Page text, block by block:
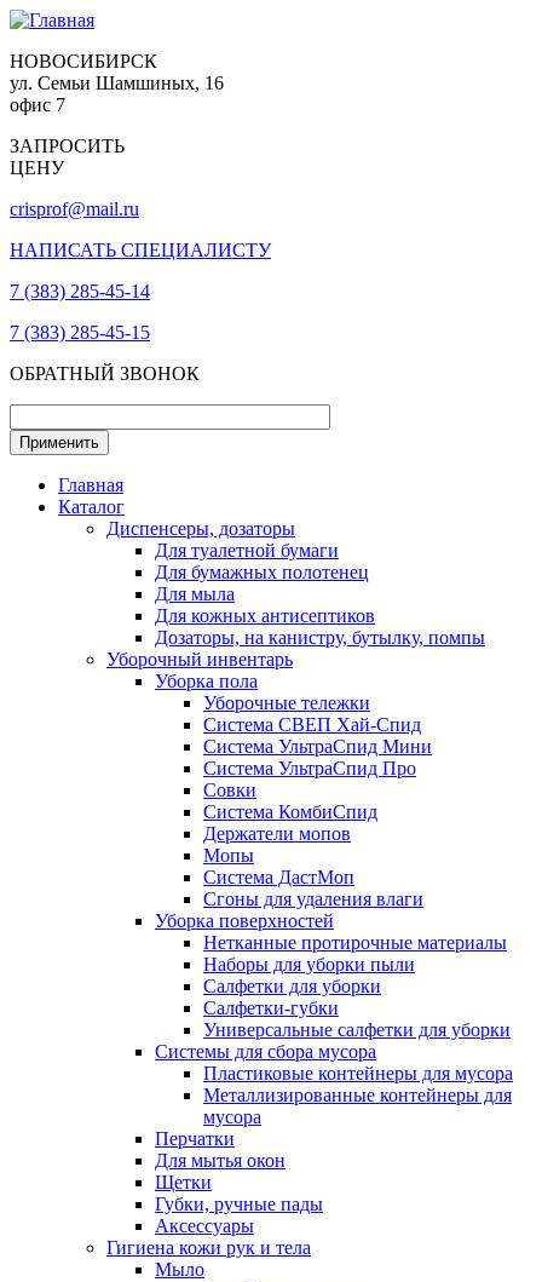
НОВОСИБИРСК
ул. Семьи Шамшиных, 16
офис 7
ЗАПРОСИТЬ
ЦЕНУ
crisprof@mail.ru
НАПИСАТЬ СПЕЦИАЛИСТУ
7 (383) 285-45-14
7 (383) 285-45-15
ОБРАТНЫЙ ЗВОНОК
Главная
Каталог
Диспенсеры, дозаторы
Для туалетной бумаги
Для бумажных полотенец
Для мыла
Для кожных антисептиков
Дозаторы, на канистру, бутылку, помпы
Уборочный инвентарь
Уборка пола
Уборочные тележки
Система СВЕП Хай-Спид
Система УльтраСпид Мини
Система УльтраСпид Про
Совки
Система КомбиСпид
Держатели мопов
Мопы
Система ДастМоп
Сгоны для удаления влаги
Уборка поверхностей
Нетканные протирочные материалы
Наборы для уборки пыли
Салфетки для уборки
Салфетки-губки
Универсальные салфетки для уборки
Системы для сбора мусора
Пластиковые контейнеры для мусора
Металлизированные контейнеры для
мусора
Перчатки
Для мытья окон
Щетки
Губки, ручные пады
Аксессуары
Гигиена кожи рук и тела
Мыло